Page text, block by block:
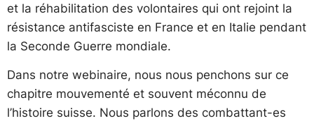
et la réhabilitation des volontaires qui ont rejoint la
résistance antifasciste en France et en Italie pendant
la Seconde Guerre mondiale.
Dans notre webinaire, nous nous penchons sur ce
chapitre mouvementé et souvent méconnu de
l’histoire suisse. Nous parlons des combattant-es